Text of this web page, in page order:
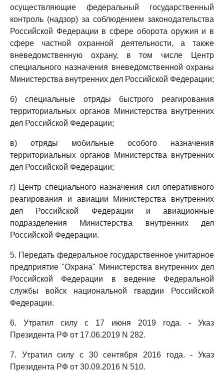
осуществляющие федеральный государственный
контроль (надзор) за соблюдением законодательства
Российской Федерации в сфере оборота оружия и в
сфере частной охранной деятельности, а также
вневедомственную охрану, в том числе Центр
специального назначения вневедомственной охраны
Министерства внутренних дел Российской Федерации;
б) специальные отряды быстрого реагирования
территориальных органов Министерства внутренних
дел Российской Федерации;
в) отряды мобильные особого назначения
территориальных органов Министерства внутренних
дел Российской Федерации;
г) Центр специального назначения сил оперативного
реагирования и авиации Министерства внутренних
дел Российской Федерации и авиационные
подразделения Министерства внутренних дел
Российской Федерации.
5. Передать федеральное государственное унитарное
предприятие "Охрана" Министерства внутренних дел
Российской Федерации в ведение Федеральной
службы войск национальной гвардии Российской
Федерации.
6. Утратил силу с 17 июня 2019 года. - Указ
Президента РФ от 17.06.2019 N 282.
7. Утратил силу с 30 сентября 2016 года. - Указ
Президента РФ от 30.09.2016 N 510.